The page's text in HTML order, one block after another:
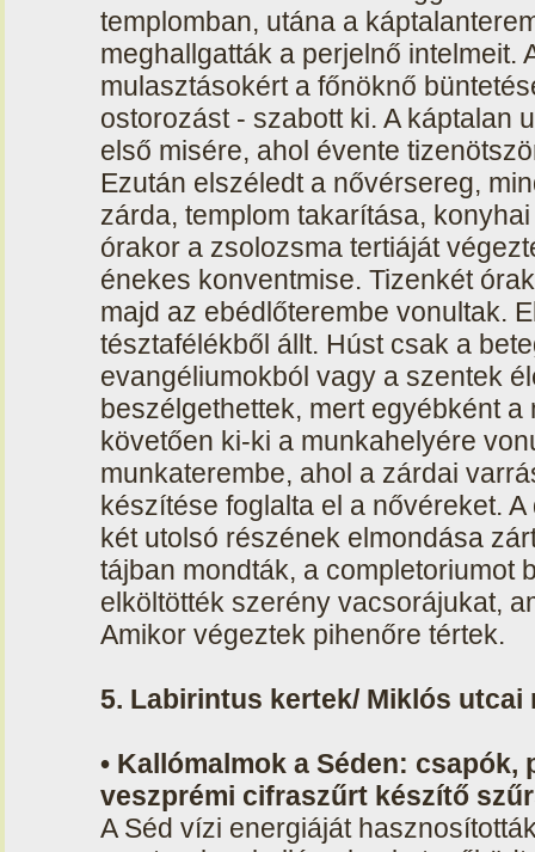
templomban, utána a
meghallgatták a perjelnő intelmeit.
mulasztásokért a főnöknő
ostorozást - szabott ki. A káptalan
első misére, ahol évente
Ezután elszéledt a nővérsereg,
zárda, templom takarítása,
órakor a zsolozsma tertiáját
énekes konventmise. Tizenkét
majd az ebédlőterembe vonultak.
tésztafélékből állt. Húst csak a
evangéliumokból vagy a szentek
beszélgethettek, mert egyébként
követően ki-ki a munkahelyére
munkaterembe, ahol a zárdai
készítése foglalta el a nővéreket.
két utolsó részének elmondása
tájban mondták, a completoriumot
elköltötték szerény vacsorájukat,
Amikor végeztek pihenőre tértek.
5. Labirintus kertek/ Miklós utcai
• Kallómalmok a Séden:
veszprémi cifraszűrt készítő
A Séd vízi energiáját